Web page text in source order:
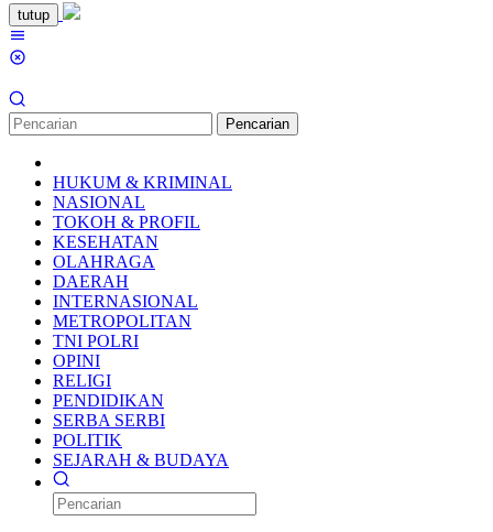
Loncat
ke
konten
tutup
Pencarian
HUKUM & KRIMINAL
NASIONAL
TOKOH & PROFIL
KESEHATAN
OLAHRAGA
DAERAH
INTERNASIONAL
METROPOLITAN
TNI POLRI
OPINI
RELIGI
PENDIDIKAN
SERBA SERBI
POLITIK
SEJARAH & BUDAYA